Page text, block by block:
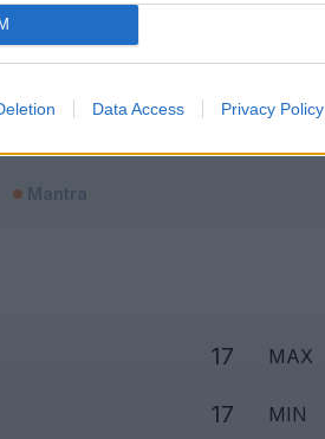
Data Access Privacy Policy
Mantra
17 MAX
17 MIN